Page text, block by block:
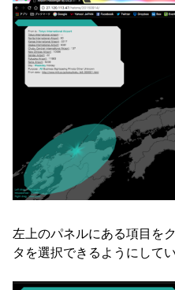
左上のパネルにある項目を
タを選択できるようにしてい